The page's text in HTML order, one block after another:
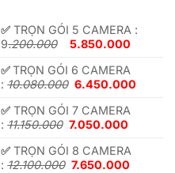
✅ TRỌN GÓI 5 CAMERA :
9.200.000
5.850.000
✅TRỌN GÓI 6 CAMERA
:10.080.000 6.450.000
✅ TRỌN GÓI 7 CAMERA
:11.150.000 7.050.000
✅ TRỌN GÓI 8 CAMERA
:12.100.000 7.650.000